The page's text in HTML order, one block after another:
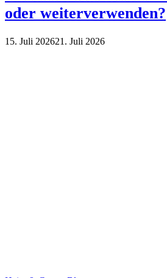
oder weiterverwenden?
15. Juli 202621. Juli 2026